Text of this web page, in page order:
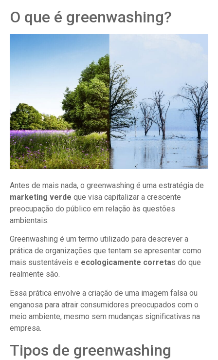
O que é greenwashing?
Antes de mais nada, o greenwashing é uma estratégia de
marketing verde que visa capitalizar a crescente
preocupação do público em relação às questões
ambientais.
Greenwashing é um termo utilizado para descrever a
prática de organizações que tentam se apresentar como
mais sustentáveis e ecologicamente corretas do que
realmente são.
Essa prática envolve a criação de uma imagem falsa ou
enganosa para atrair consumidores preocupados com o
meio ambiente, mesmo sem mudanças significativas na
empresa.
Tipos de greenwashing